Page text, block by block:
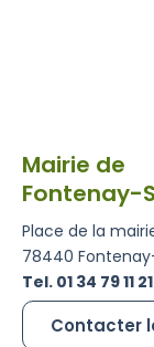
Mairie de
Fontenay-
Place de la
78440
Tel. 01 34 79 11 21
Contacter